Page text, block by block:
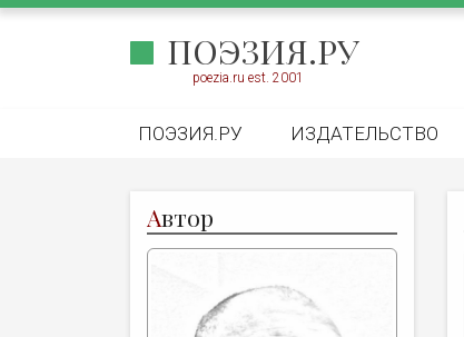
ПОЭЗИЯ.РУ
poezia.ru est. 2001
ПОЭЗИЯ.РУ ИЗДАТЕЛЬСТВО
Автор